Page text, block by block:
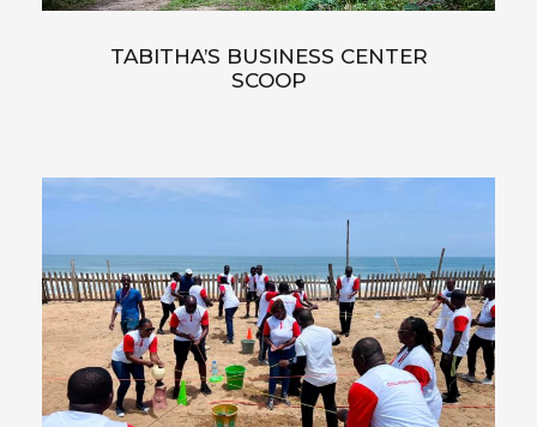
TABITHA’S BUSINESS CENTER
SCOOP